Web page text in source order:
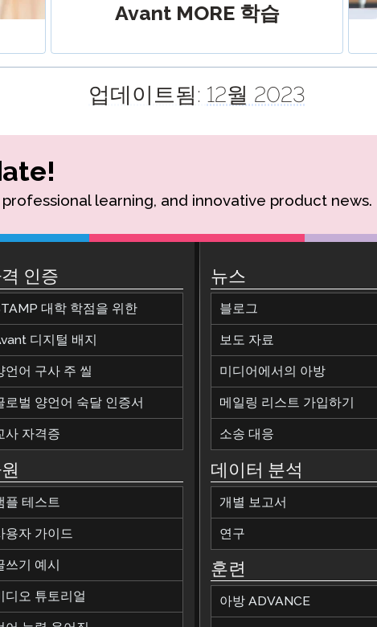
Avant MORE 학습
업데이트됨: 12월 2023
learning, and innovative product news.
인증
대학 학점을 위한
디지털 배지
언어 구사 주 씰
로벌 양언어 숙달 인증서
사 자격증
플 테스트
용자 가이드
쓰기 예시
디오 튜토리얼
뉴스
블로그
보도 자료
미디어에서의 아방
메일링 리스트 가입하기
소송 대응
데이터 분석
개별 보고서
연구
훈련
아방 ADVANCE